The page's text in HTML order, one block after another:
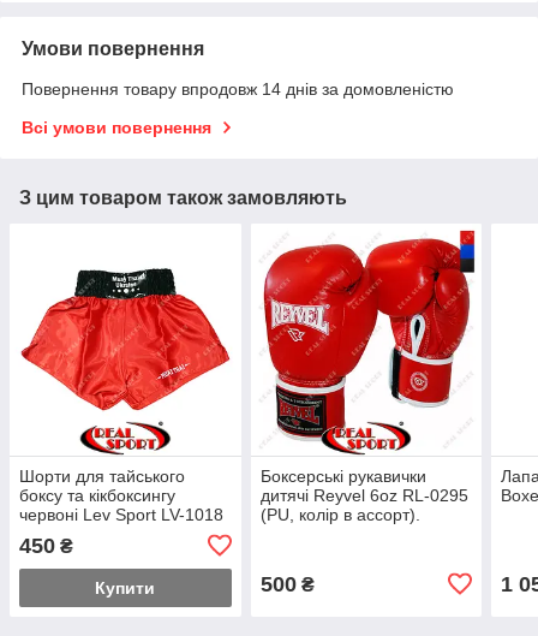
Умови повернення
Повернення товару впродовж 14 днів за домовленістю
Всі умови повернення
З цим товаром також замовляють
Шорти для тайського
боксу та кікбоксингу
червоні Lev Sport LV-1018
450 ₴
Купити
Боксерські рукавички
дитячі Reyvel 6oz RL-0295
(PU, колір в ассорт).
500₴ 1